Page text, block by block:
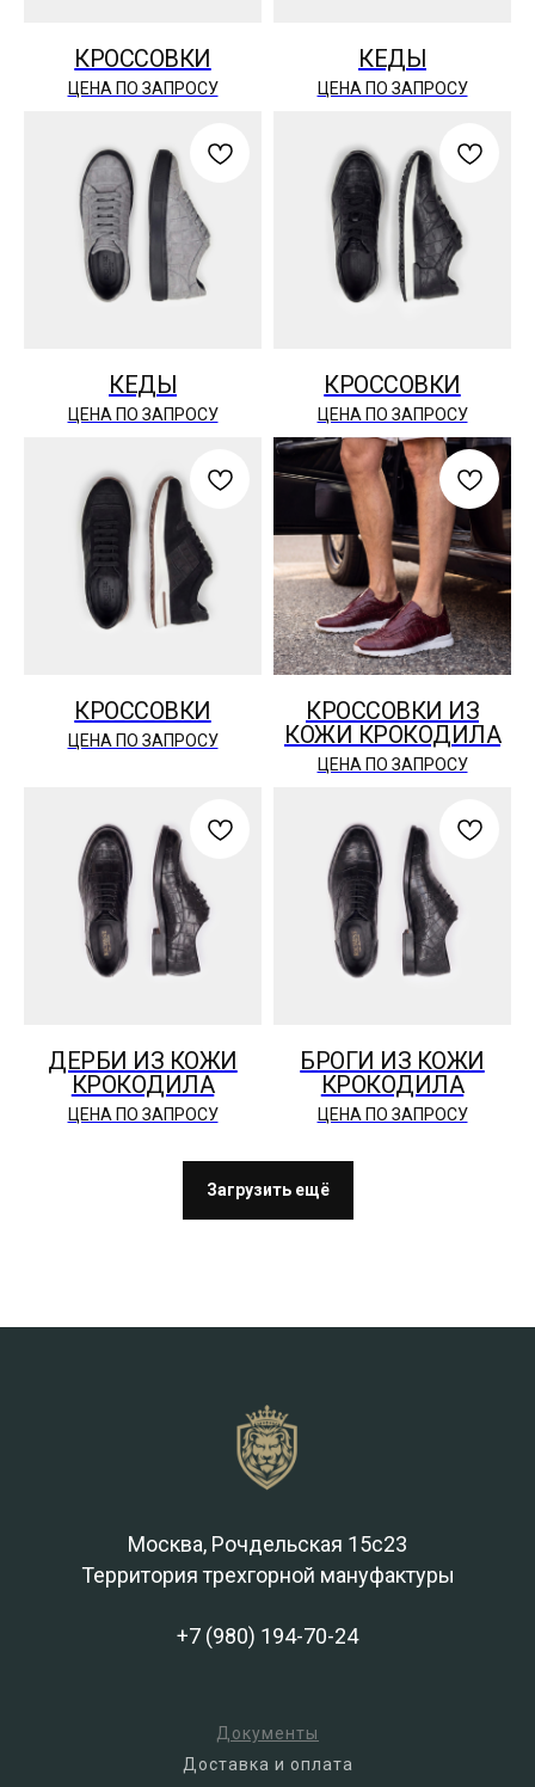
КРОССОВКИ
ЦЕНА ПО ЗАПРОСУ
КЕДЫ
ЦЕНА ПО ЗАПРОСУ
КЕДЫ
ЦЕНА ПО ЗАПРОСУ
КРОССОВКИ
ЦЕНА ПО ЗАПРОСУ
КРОССОВКИ
ЦЕНА ПО ЗАПРОСУ
КРОССОВКИ ИЗ
КОЖИ КРОКОДИЛА
ЦЕНА ПО ЗАПРОСУ
ДЕРБИ ИЗ КОЖИ
КРОКОДИЛА
ЦЕНА ПО ЗАПРОСУ
БРОГИ ИЗ КОЖИ
КРОКОДИЛА
ЦЕНА ПО ЗАПРОСУ
Загрузить ещё
Москва, Рочдельская 15с23
Территория трехгорной мануфактуры
+7 (980) 194-70-24
Документы
Доставка и оплата